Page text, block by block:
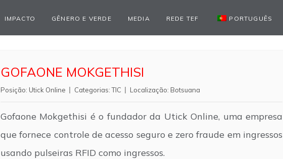
IMPACTO GÊNERO E VERDE MEDIA REDE TEF PORTUGUÊS
GOFAONE MOKGETHISI
Posição: Utick Online Categorias:TIC Localização: Botsuana
Gofaone Mokgethisi é o fundador da Utick Online, uma empresa
que fornece controle de acesso seguro e zero fraude em ingressos
usando pulseiras RFID como ingressos.